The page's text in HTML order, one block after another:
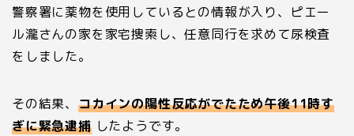
警察署に薬物を使用しているとの情報が入り、ピエー
ル瀧さんの家を家宅捜索し、任意同行を求めて尿検査
をしました。
その結果、 コカインの陽性反応がでたため午後11時す
ぎに緊急逮捕したようです。